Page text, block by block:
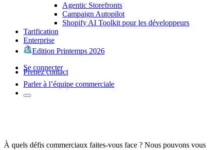
Agentic Storefronts
Campaign Autopilot
Shopify AI Toolkit pour les développeurs
Tarification
Enterprise
Edition Printemps 2026
Se connecter
Prenez contact
Parler à l’équipe commerciale
À quels défis commerciaux faites-vous face ? Nous pouvons vous